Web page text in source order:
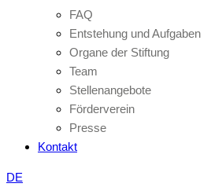
FAQ
Entstehung und Aufgaben
Organe der Stiftung
Team
Stellenangebote
Förderverein
Presse
Kontakt
DE